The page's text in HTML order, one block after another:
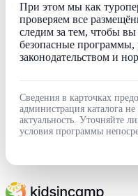
При этом мы как
проверяем все
следим за тем, чтобы
безопасные программы,
законодательством и
Сведения в карточках
администрация каталога
актуальность. Уточняйте
условия программы